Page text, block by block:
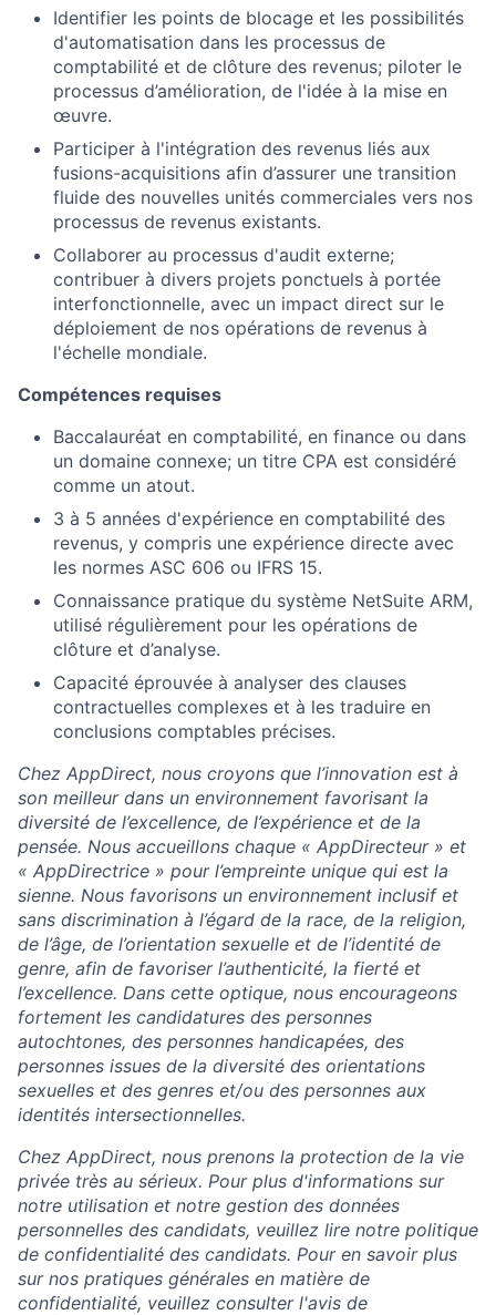
About
Team
Portfolio
Network
Blog
Identifier les points de blocage et les possibilités
d'automatisation dans les processus de
comptabilité et de clôture des revenus; piloter le
processus d’amélioration, de l'idée à la mise en
œuvre.
Participer à l'intégration des revenus liés aux
fusions-acquisitions afin d’assurer une transition
fluide des nouvelles unités commerciales vers nos
processus de revenus existants.
Collaborer au processus d'audit externe;
contribuer à divers projets ponctuels à portée
interfonctionnelle, avec un impact direct sur le
déploiement de nos opérations de revenus à
l'échelle mondiale.
Compétences requises
Baccalauréat en comptabilité, en finance ou dans
un domaine connexe; un titre CPA est considéré
comme un atout.
3 à 5 années d'expérience en comptabilité des
revenus, y compris une expérience directe avec
les normes ASC 606 ou IFRS 15.
Connaissance pratique du système NetSuite ARM,
utilisé régulièrement pour les opérations de
clôture et d’analyse.
Capacité éprouvée à analyser des clauses
contractuelles complexes et à les traduire en
conclusions comptables précises.
Chez AppDirect, nous croyons que l’innovation est à
son meilleur dans un environnement favorisant la
diversité de l’excellence, de l’expérience et de la
pensée. Nous accueillons chaque « AppDirecteur » et
« AppDirectrice » pour l’empreinte unique qui est la
sienne. Nous favorisons un environnement inclusif et
sans discrimination à l’égard de la race, de la religion,
de l’âge, de l’orientation sexuelle et de l’identité de
genre, afin de favoriser l’authenticité, la fierté et
l’excellence. Dans cette optique, nous encourageons
fortement les candidatures des personnes
autochtones, des personnes handicapées, des
personnes issues de la diversité des orientations
sexuelles et des genres et/ou des personnes aux
identités intersectionnelles.
Chez AppDirect, nous prenons la protection de la vie
privée très au sérieux. Pour plus d'informations sur
notre utilisation et notre gestion des données
personnelles des candidats, veuillez lire notre politique
de confidentialité des candidats. Pour en savoir plus
sur nos pratiques générales en matière de
confidentialité, veuillez consulter l'avis de